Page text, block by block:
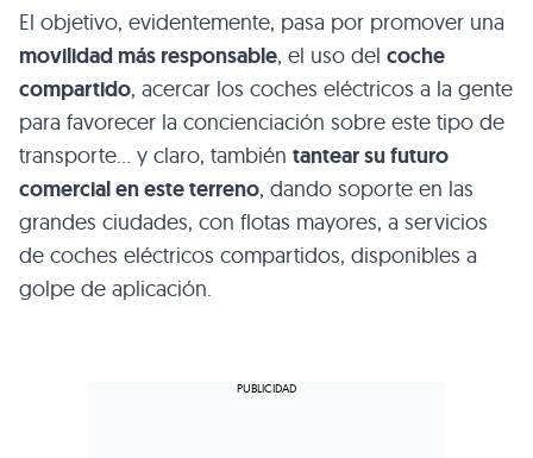
El objetivo, evidentemente, pasa por promover una
movilidad más responsable, el uso del coche
compartido, acercar los coches eléctricos a la gente
para favorecer la concienciación sobre este tipo de
transporte… y claro, también tantear su futuro
comercial en este terreno, dando soporte en las
grandes ciudades, con flotas mayores, a servicios
de coches eléctricos compartidos, disponibles a
golpe de aplicación.